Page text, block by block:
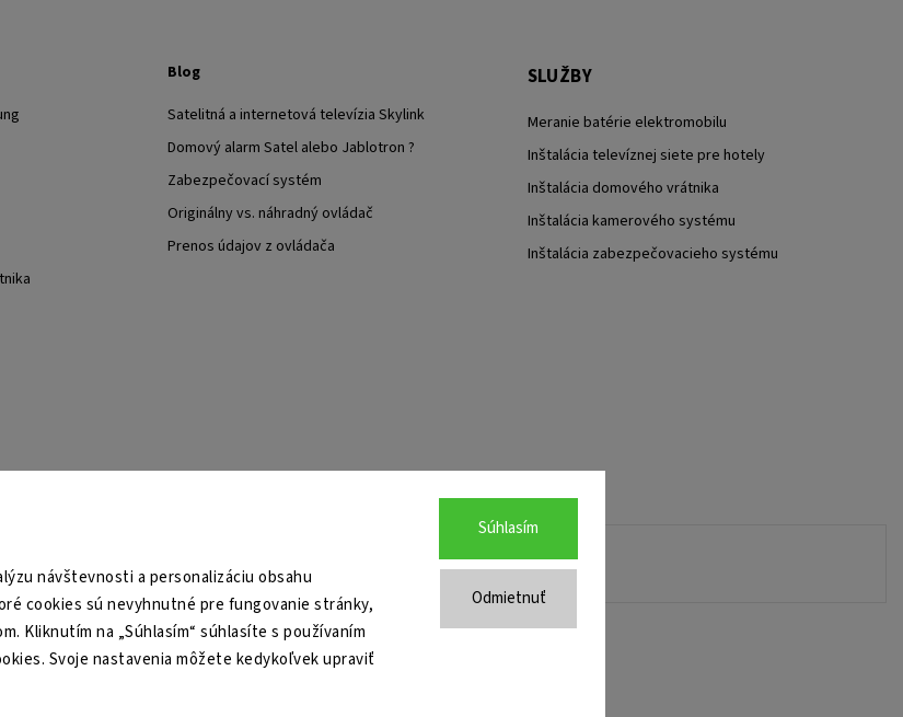
návštevnosti a personalizáciu obsahu
cookies sú nevyhnutné pre fungovanie stránky,
Kliknutím na „Súhlasím“ súhlasíte s používaním
Svoje nastavenia môžete kedykoľvek upraviť
Odmietnuť
Súhlasím
Blog
Satelitná a internetová televízia Skylink
Domový alarm Satel alebo Jablotron ?
Zabezpečovací systém
Originálny vs. náhradný ovládač
Prenos údajov z ovládača
SLUŽBY
Meranie batérie elektromobilu
Inštalácia televíznej siete pre hotely
Inštalácia domového vrátnika
Inštalácia kamerového systému
Inštalácia zabezpečovacieho systému